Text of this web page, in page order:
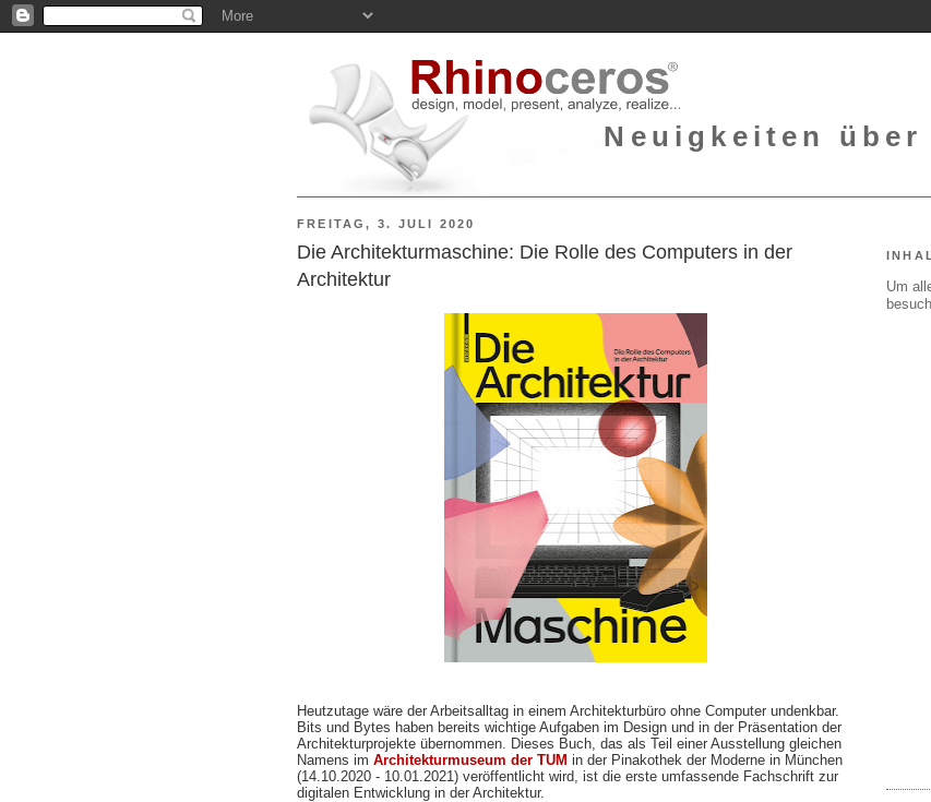
Neuigkeiten
FREITAG, 3. JULI 2020
Die Architekturmaschine: Die Rolle des Computers in der
Architektur
Heutzutage wäre der Arbeitsalltag in einem Architekturbüro ohne Computer undenkbar.
Bits und Bytes haben bereits wichtige Aufgaben im Design und in der Präsentation der
Architekturprojekte übernommen. Dieses Buch, das als Teil einer Ausstellung gleichen
Namens im Architekturmuseum der TUM in der Pinakothek der Moderne in München
(14.10.2020 - 10.01.2021) veröffentlicht wird, ist die erste umfassende Fachschrift zur
digitalen Entwicklung in der Architektur.
Um